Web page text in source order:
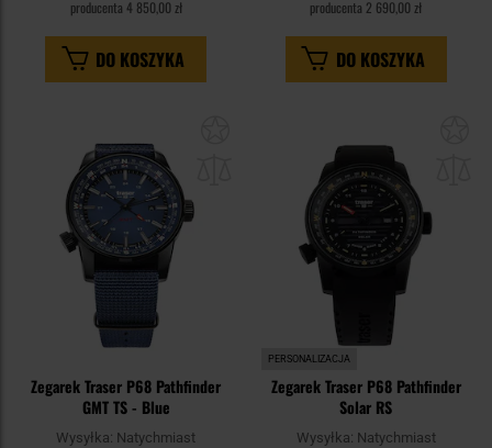
producenta 4 850,00 zł
DO KOSZYKA
producenta 2 690,00 zł
DO KOSZYKA
Zegarek Traser P68 Pathfinder
GMT TS - Blue
Wysyłka: Natychmiast
PERSONALIZACJA
Zegarek Traser P68 Pathfinder
Solar RS
Wysyłka: Natychmiast